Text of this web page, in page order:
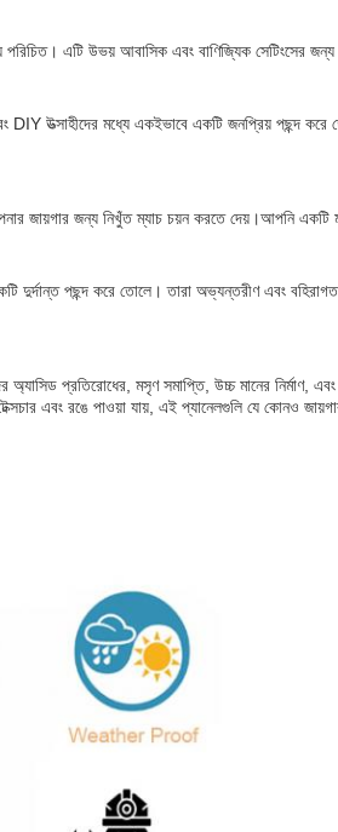
এটি উভয় আবাসিক এবং বাণিজ্যিক সেটিংসের
DIY উত্সাহীদের মধ্যে একইভাবে একটি জনপ্রিয় পছন্দ
জায়গার জন্য নিখুঁত ম্যাচ চয়ন করতে দেয়।আপনি
দুর্দান্ত পছন্দ করে তোলে। তারা অভ্যন্তরীণ এবং
প্রতিরোধের, মসৃণ সমাপ্তি, উচ্চ মানের নির্মাণ,
এবং রঙে পাওয়া যায়, এই প্যানেলগুলি যে কোনও